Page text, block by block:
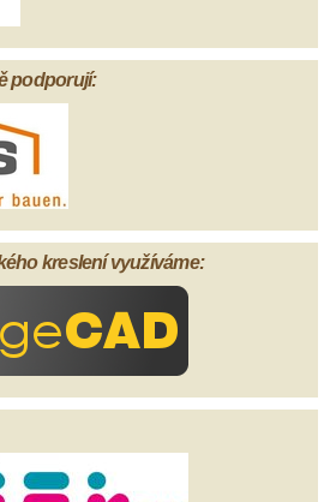
podporují:
kreslení využíváme: